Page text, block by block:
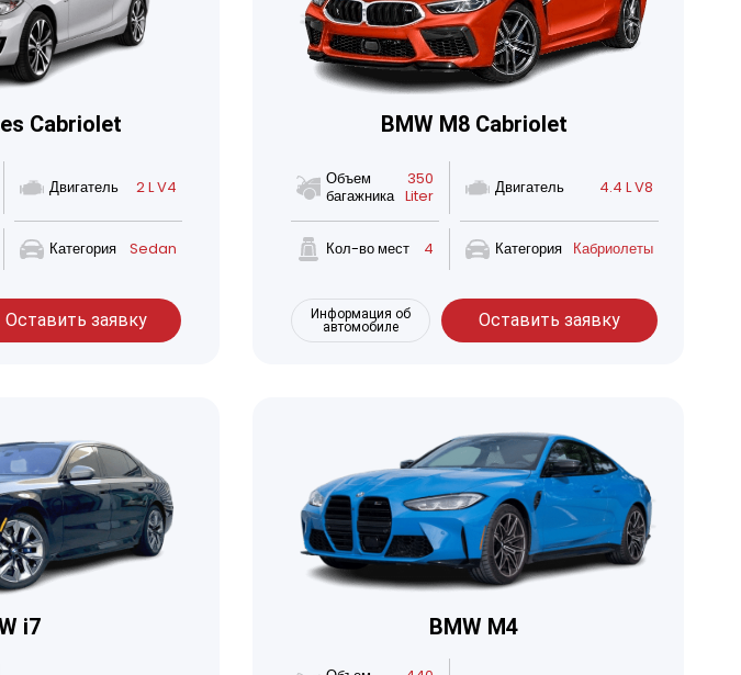
Cabriolet
Двигатель 2 L V4
Категория Sedan
Оставить заявку
BMW M8 Cabriolet
Объем
багажника
350
Liter
Двигатель 4.4 L V8
Кол-во мест 4 Категория Кабриолеты
Информация об
автомобиле
Оставить заявку
i7 BMW M4